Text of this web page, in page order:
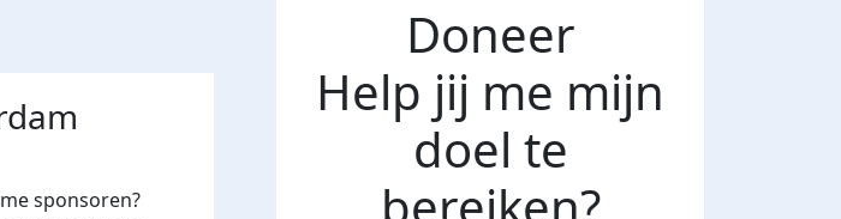
sponsoren?
Doneer
Help jij me mijn
doel te